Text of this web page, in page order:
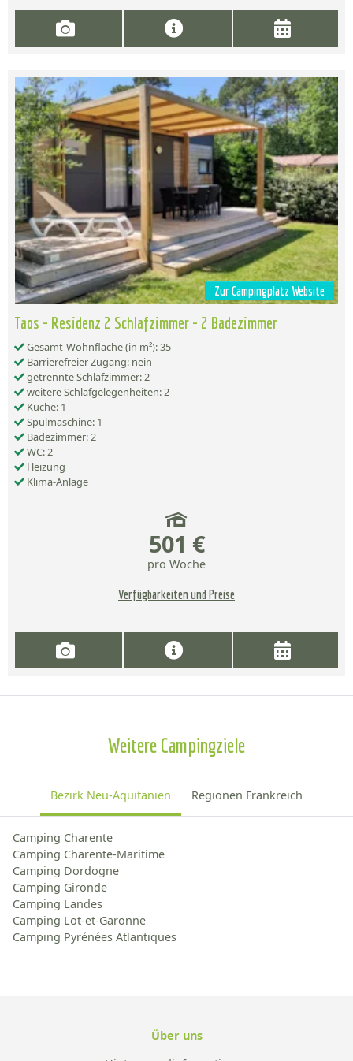
Zur Campingplatz Website
Taos - Residenz 2 Schlafzimmer - 2 Badezimmer
Gesamt-Wohnfläche (in m²): 35
Barrierefreier Zugang: nein
getrennte Schlafzimmer: 2
weitere Schlafgelegenheiten: 2
Küche: 1
Spülmaschine: 1
Badezimmer: 2
WC: 2
Heizung
Klima-Anlage
501 €
pro Woche
Verfügbarkeiten und Preise
Weitere Campingziele
Bezirk Neu-Aquitanien Regionen Frankreich
Camping Charente
Camping Charente-Maritime
Camping Dordogne
Camping Gironde
Camping Landes
Camping Lot-et-Garonne
Camping Pyrénées Atlantiques
Über uns